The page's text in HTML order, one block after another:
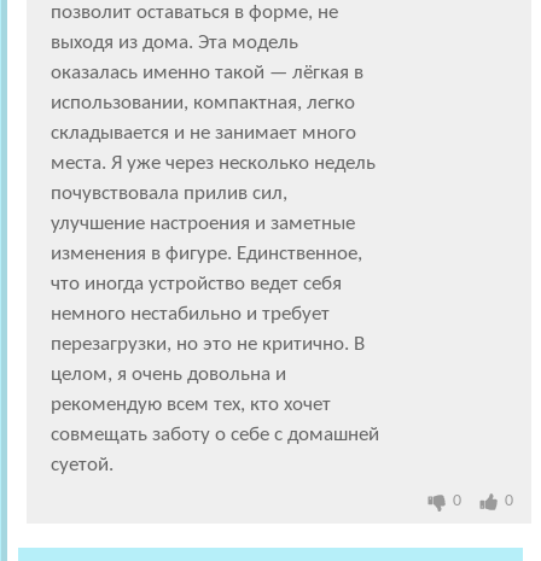
позволит оставаться в форме, не
выходя из дома. Эта модель
оказалась именно такой — лёгкая в
использовании, компактная, легко
складывается и не занимает много
места. Я уже через несколько недель
почувствовала прилив сил,
улучшение настроения и заметные
изменения в фигуре. Единственное,
что иногда устройство ведет себя
немного нестабильно и требует
перезагрузки, но это не критично. В
целом, я очень довольна и
рекомендую всем тех, кто хочет
совмещать заботу о себе с домашней
суетой.
0 0